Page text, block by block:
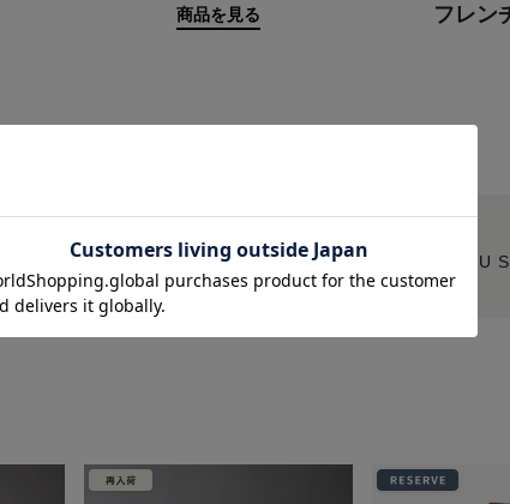
商品を見る フレン
MARU